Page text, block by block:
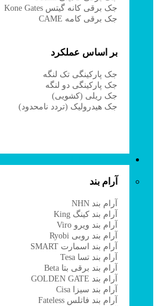
جک برقی کانه گیتس Kone Gates
جک برقی کامه CAME
بر اساس عملکرد
جک پارکینگی تک لنگه
جک پارکینگی دو لنگه
جک ریلی (کشویی)
جک هیدرولیک (تردد نامحدود)
آرام بند
آرام بند NHN
آرام بند کینگ King
آرام بند ویرو Viro
آرام بند روبی Ryobi
آرام بند اسمارت SMART
آرام بند تسا Tesa
آرام بند برقی بتا Beta
آرام بند GOLDEN GATE
آرام بند سیزا Cisa
آرام بند فاتلس Fateless